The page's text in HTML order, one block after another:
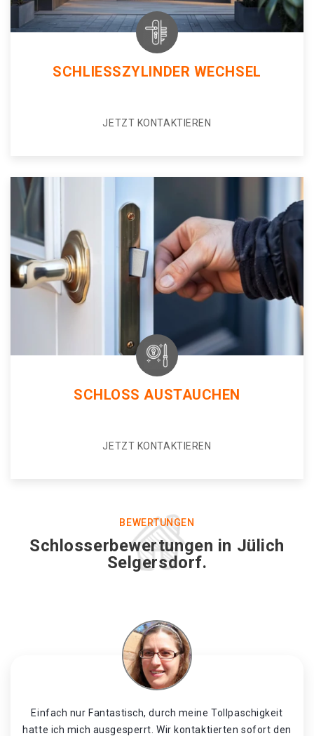
SCHLIESSZYLINDER WECHSEL
JETZT KONTAKTIEREN
SCHLOSS AUSTAUCHEN
JETZT KONTAKTIEREN
BEWERTUNGEN
Schlosserbewertungen in Jülich
Selgersdorf.
Einfach nur Fantastisch, durch meine Tollpaschigkeit
hatte ich mich ausgesperrt. Wir kontaktierten sofort den